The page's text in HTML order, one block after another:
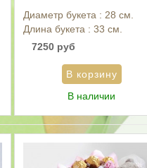
Диаметр букета : 28 см.
Длина букета : 33 см.
7250 руб
В наличии